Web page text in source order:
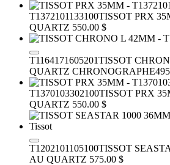
T1372101133100TISSOT PRX
QUARTZ 550.00 $
T1164171605201TISSOT
QUARTZ CHRONOGRAPHE
T1370103302100TISSOT PRX
QUARTZ 550.00 $
T1202101105100TISSOT
AU QUARTZ 575.00 $